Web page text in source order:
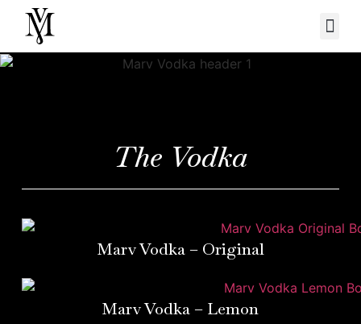
The Vodka
Marv Vodka – Original
Marv Vodka – Lemon